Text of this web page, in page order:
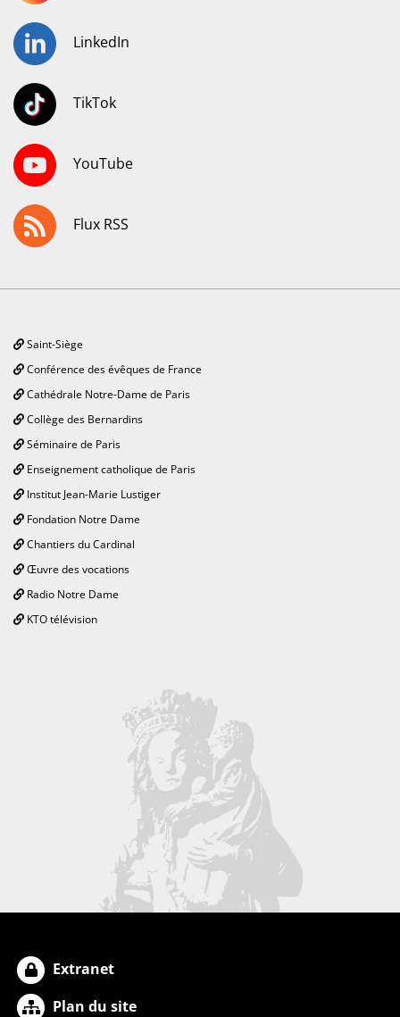
LinkedIn
TikTok
YouTube
Flux RSS
Saint-Siège
Conférence des évêques de France
Cathédrale Notre-Dame de Paris
Collège des Bernardins
Séminaire de Paris
Enseignement catholique de Paris
Institut Jean-Marie Lustiger
Fondation Notre Dame
Chantiers du Cardinal
Œuvre des vocations
Radio Notre Dame
KTO télévision
Extranet
Plan du site